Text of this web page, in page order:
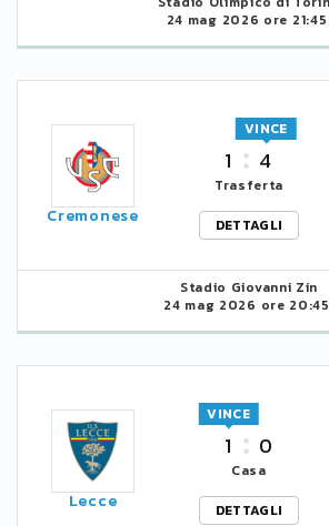
24 mag 2026 ore 21:45
Cremonese
1 4
VINCE
Trasferta
DETTAGLI
Stadio Giovanni Zin
24 mag 2026 ore 20:45
Lecce
1
VINCE
0
Casa
DETTAGLI